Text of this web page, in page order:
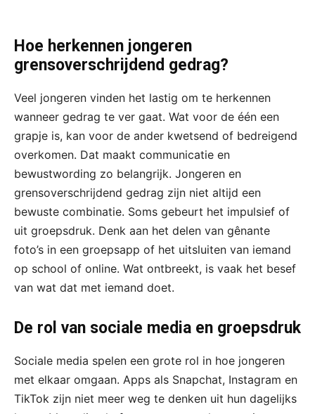
Hoe herkennen jongeren
grensoverschrijdend gedrag?
Veel jongeren vinden het lastig om te herkennen
wanneer gedrag te ver gaat. Wat voor de één een
grapje is, kan voor de ander kwetsend of bedreigend
overkomen. Dat maakt communicatie en
bewustwording zo belangrijk. Jongeren en
grensoverschrijdend gedrag zijn niet altijd een
bewuste combinatie. Soms gebeurt het impulsief of
uit groepsdruk. Denk aan het delen van gênante
foto’s in een groepsapp of het uitsluiten van iemand
op school of online. Wat ontbreekt, is vaak het besef
van wat dat met iemand doet.
De rol van sociale media en groepsdruk
Sociale media spelen een grote rol in hoe jongeren
met elkaar omgaan. Apps als Snapchat, Instagram en
TikTok zijn niet meer weg te denken uit hun dagelijks